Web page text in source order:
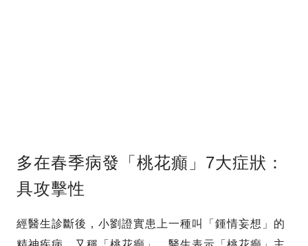
多在春季病發「桃花癲」7大症狀：
具攻擊性
經醫生診斷後，小劉證實患上一種叫「鍾情妄想」的